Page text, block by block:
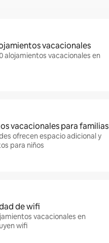
vacacionales
alojamientos vacacionales en
vacacionales para familias
ofrecen espacio adicional y
para niños
de wifi
vacacionales en
wifi